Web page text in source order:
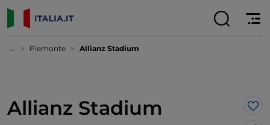
... Piemonte Allianz Stadium
Allianz Stadium